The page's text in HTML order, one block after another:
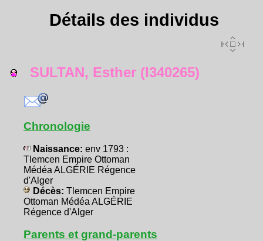
Détails des individus
SULTAN, Esther (I340265)
Chronologie
Naissance: env 1793 :
Tlemcen Empire Ottoman
Médéa ALGÉRIE Régence
d'Alger
Décès: Tlemcen Empire
Ottoman Médéa ALGÉRIE
Régence d'Alger
Parents et grand-parents